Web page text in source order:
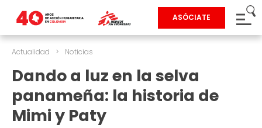
ASÓCIATE
Actualidad > Noticias
Dando a luz en la selva
panameña: la historia de
Mimi y Paty